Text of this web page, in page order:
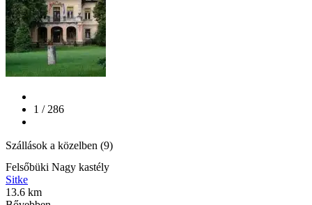
1 / 286
Szállások a közelben (9)
Felsőbüki Nagy kastély
Sitke
13.6 km